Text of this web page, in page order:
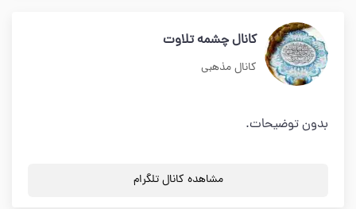
کانال چشمه تلاوت
کانال مذهبی
بدون توضیحات.
مشاهده کانال تلگرام